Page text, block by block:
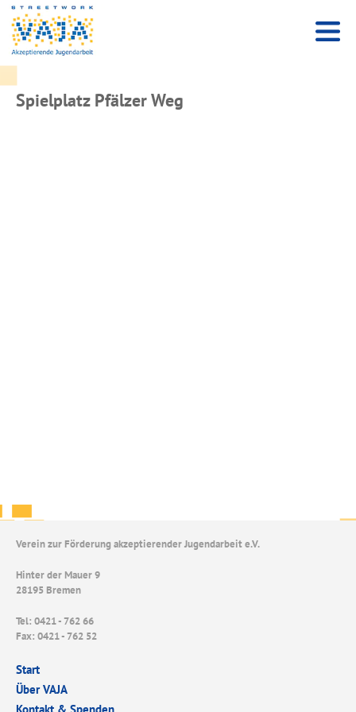
Spielplatz Pfälzer Weg
Verein zur Förderung akzeptierender Jugendarbeit e.V.
Hinter der Mauer 9
28195 Bremen
Tel: 0421 - 762 66
Fax: 0421 - 762 52
Start
Über VAJA